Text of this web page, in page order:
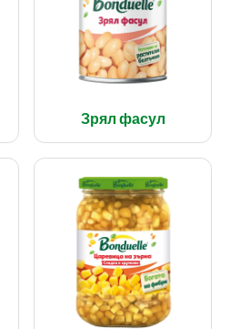
Зрял фасул